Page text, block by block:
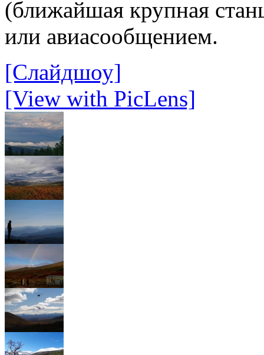
(ближайшая крупная
или авиасообщением.
[Слайдшоу]
[View with PicLens]